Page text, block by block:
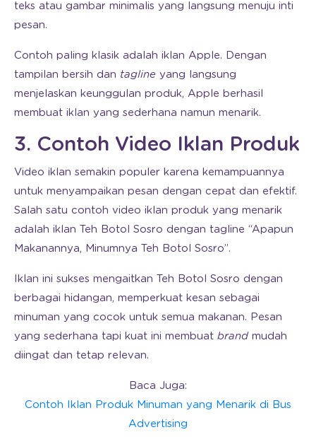
teks atau gambar minimalis yang langsung menuju inti
pesan.
Contoh paling klasik adalah iklan Apple. Dengan
tampilan bersih dan tagline yang langsung
menjelaskan keunggulan produk, Apple berhasil
membuat iklan yang sederhana namun menarik.
3. Contoh Video Iklan Produk
Video iklan semakin populer karena kemampuannya
untuk menyampaikan pesan dengan cepat dan efektif.
Salah satu contoh video iklan produk yang menarik
adalah iklan Teh Botol Sosro dengan tagline “Apapun
Makanannya, Minumnya Teh Botol Sosro”.
Iklan ini sukses mengaitkan Teh Botol Sosro dengan
berbagai hidangan, memperkuat kesan sebagai
minuman yang cocok untuk semua makanan. Pesan
yang sederhana tapi kuat ini membuat brand mudah
diingat dan tetap relevan.
Baca Juga:
Contoh Iklan Produk Minuman yang Menarik di Bus
Advertising